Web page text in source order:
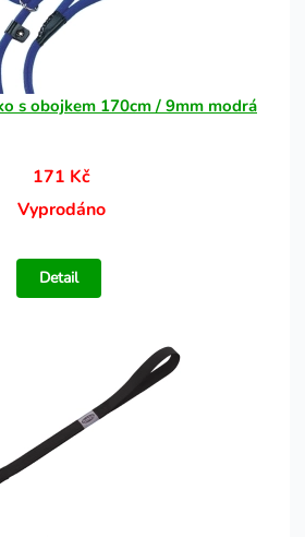
s obojkem 170cm / 9mm modrá
171 Kč
Vyprodáno
Detail